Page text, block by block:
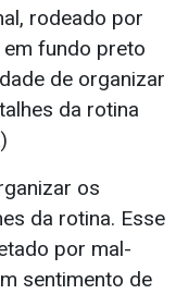
de organizar
da rotina
os
da rotina. Esse
por mal-
sentimento de